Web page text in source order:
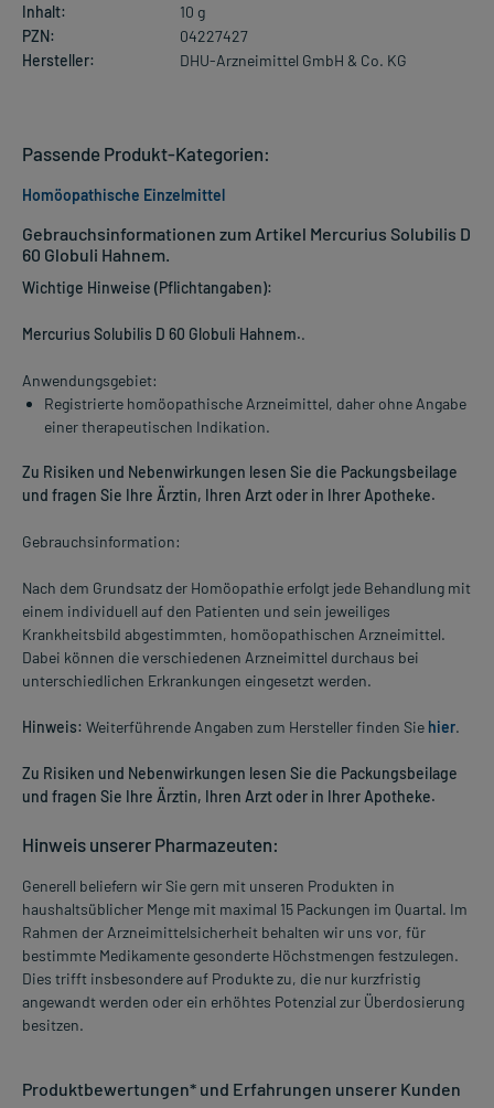
Inhalt:
10 g
PZN:
04227427
Hersteller:
DHU-Arzneimittel GmbH & Co. KG
Gebrauchsinformationen zum Artikel Mercurius Solubilis D
60 Globuli Hahnem.
Wichtige Hinweise (Pflichtangaben):
Mercurius Solubilis D 60 Globuli Hahnem..
Anwendungsgebiet:
Registrierte homöopathische Arzneimittel, daher ohne Angabe
einer therapeutischen Indikation.
Zu Risiken und Nebenwirkungen lesen Sie die Packungsbeilage
und fragen Sie Ihre Ärztin, Ihren Arzt oder in Ihrer Apotheke.
Gebrauchsinformation:
Nach dem Grundsatz der Homöopathie erfolgt jede Behandlung mit
einem individuell auf den Patienten und sein jeweiliges
Krankheitsbild abgestimmten, homöopathischen Arzneimittel.
Dabei können die verschiedenen Arzneimittel durchaus bei
unterschiedlichen Erkrankungen eingesetzt werden.
Hinweis: Weiterführende Angaben zum Hersteller finden Sie hier.
Zu Risiken und Nebenwirkungen lesen Sie die Packungsbeilage
und fragen Sie Ihre Ärztin, Ihren Arzt oder in Ihrer Apotheke.
Hinweis unserer Pharmazeuten:
Generell beliefern wir Sie gern mit unseren Produkten in
haushaltsüblicher Menge mit maximal 15 Packungen im Quartal. Im
Rahmen der Arzneimittelsicherheit behalten wir uns vor, für
bestimmte Medikamente gesonderte Höchstmengen festzulegen.
Dies trifft insbesondere auf Produkte zu, die nur kurzfristig
angewandt werden oder ein erhöhtes Potenzial zur Überdosierung
besitzen.
Produktbewertungen* und Erfahrungen unserer Kunden
Passende Produkt-Kategorien:
Homöopathische Einzelmittel